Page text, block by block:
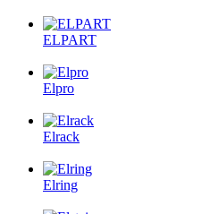
ELPART
Elpro
Elrack
Elring